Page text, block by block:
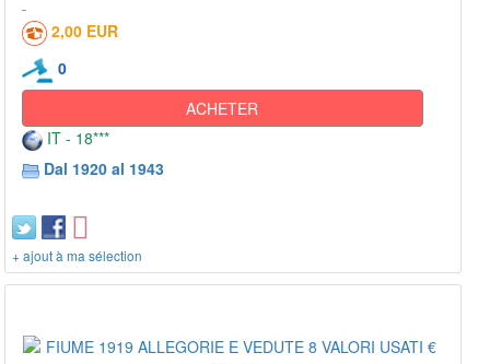
2,00 EUR
0
ACHETER
IT - 18***
Dal 1920 al 1943
+ ajout à ma sélection